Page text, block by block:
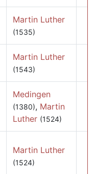
Martin Luther
(1535)
Martin Luther
(1543)
Medingen
(1380), Martin
Luther (1524)
Martin Luther
(1524)